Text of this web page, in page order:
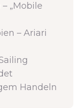
„Mobile
– Ariari
Handeln